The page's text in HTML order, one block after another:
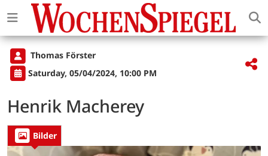
Thomas Förster
Saturday, 05/04/2024, 10:00 PM
Henrik Macherey
Bilder